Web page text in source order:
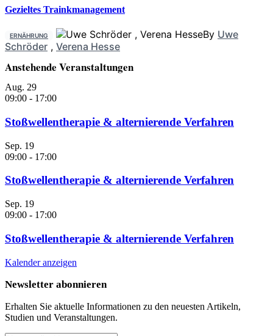
Gezieltes Trainkmanagement
ERNÄHRUNG By Uwe
Schröder , Verena Hesse
Anstehende Veranstaltungen
Aug. 29
09:00 - 17:00
Stoßwellentherapie & alternierende Verfahren
Sep. 19
09:00 - 17:00
Stoßwellentherapie & alternierende Verfahren
Sep. 19
09:00 - 17:00
Stoßwellentherapie & alternierende Verfahren
Kalender anzeigen
Newsletter abonnieren
Erhalten Sie aktuelle Informationen zu den neuesten Artikeln,
Studien und Veranstaltungen.